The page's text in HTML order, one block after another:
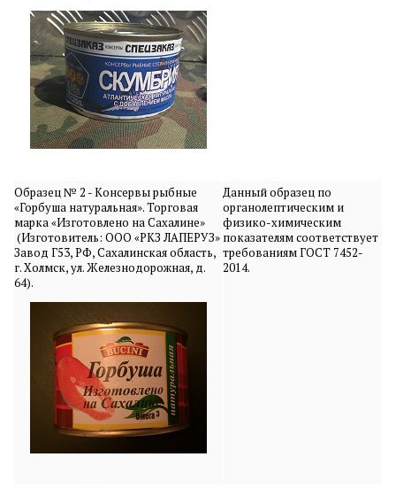
Образец № 2 - Консервы рыбные
«Горбуша натуральная». Торговая
марка «Изготовлено на Сахалине»
(Изготовитель: ООО «РКЗ ЛАПЕРУЗ»
Завод Г53, РФ, Сахалинская область,
г. Холмск, ул. Железнодорожная, д.
64).
Данный образец по
органолептическим и
физико-химическим
показателям соответствует
требованиям ГОСТ 7452-
2014.